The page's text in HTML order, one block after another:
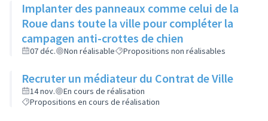
Implanter des panneaux comme celui de la
Roue dans toute la ville pour compléter la
campagen anti-crottes de chien
07 déc. Non réalisable Propositions non réalisables
Recruter un médiateur du Contrat de Ville
14 nov.
En cours de réalisation
Propositions en cours de réalisation